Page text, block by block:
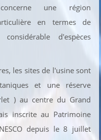
concerne une région
en termes de
d'espèces
les sites de l'usine sont
et une réserve
) au centre du Grand
inscrite au Patrimoine
depuis le 8 juillet